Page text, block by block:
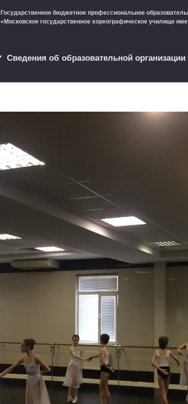
Государственное бюджетное профессиональное
«Московское государственное хореографическое училище
Cведения об образовательной организации